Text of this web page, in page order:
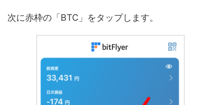
次に赤枠の「BTC」をタップします。